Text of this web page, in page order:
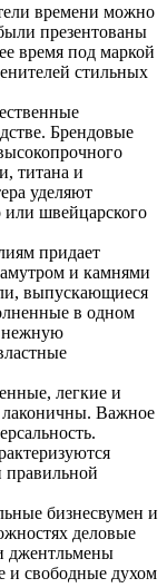
времени можно
презентованы
время под маркой
стильных
Брендовые
титана и
уделяют
или швейцарского
придает
и камнями
выпускающиеся
в одном
нежную
легкие и
Важное
бизнесвумен и
деловые
джентльмены
и свободные духом